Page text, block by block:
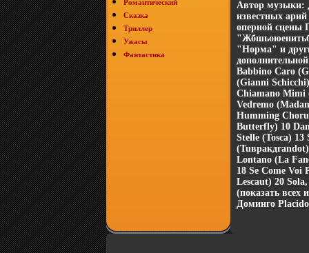
Романтический
Сказка
Триллер
Ужасы
Фантастика
Автор музыки:
известных
оперной сцены
"Норма" и
Babbino Саrо
(Gianni
Chiamano Mimi
Vedremo
Humming
Butterfly) 10
Stelle (Tosca)
Lontano (La
18 Se Come
Lescaut) 20
(показать всех
Доминго